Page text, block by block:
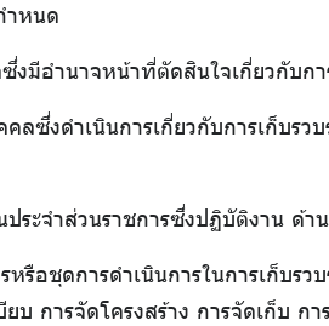
ำหนด
มีอำนาจหน้าที่ตัดสินใจเกี่ยวกับกา
ซึ่งดำเนินการเกี่ยวกับการเก็บรว
ะจำส่วนราชการซึ่งปฏิบัติงาน ด้า
รือชุดการดำเนินการในการเก็บร
การจัดโครงสร้าง การจัดเก็บ ก